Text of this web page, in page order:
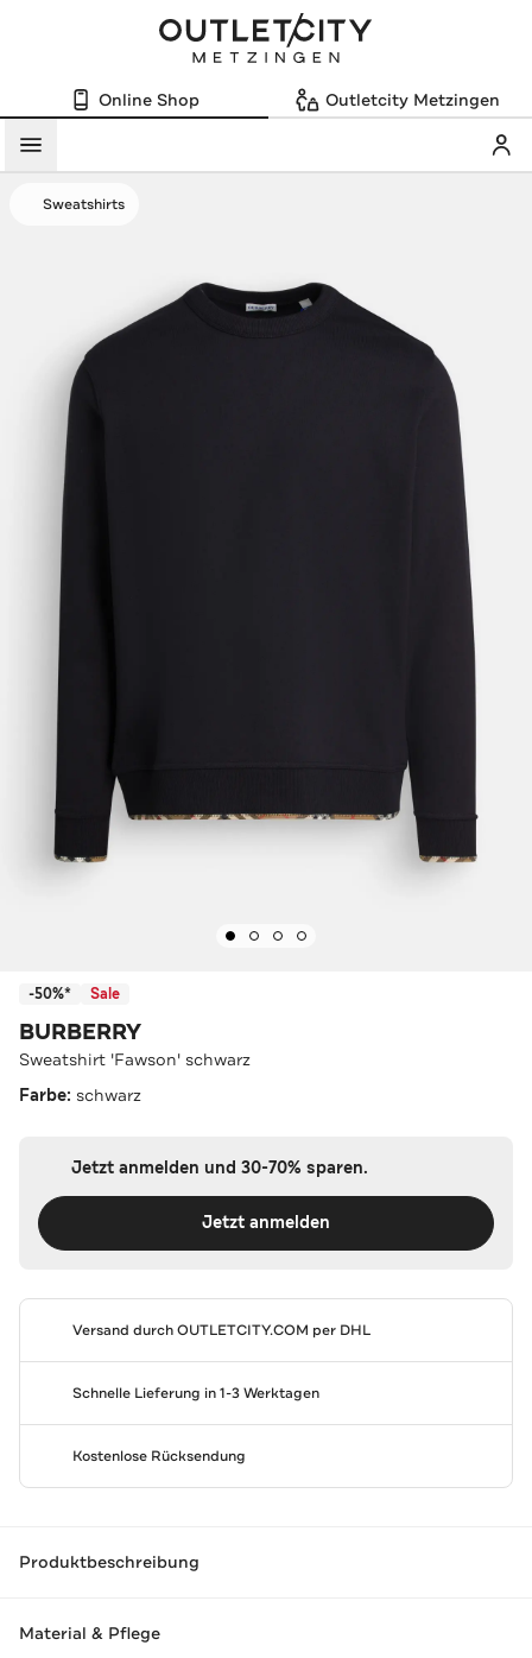
Online Shop Outletcity Metzingen
Menü
Sweatshirts
-50%* Sale
BURBERRY
Sweatshirt 'Fawson' schwarz
Farbe: schwarz
Jetzt anmelden und 30-70% sparen.
Jetzt anmelden
Versand durchOUTLETCITY.COM per DHL
Schnelle Lieferung in 1-3 Werktagen
Kostenlose Rücksendung
Produktbeschreibung
Material & Pflege